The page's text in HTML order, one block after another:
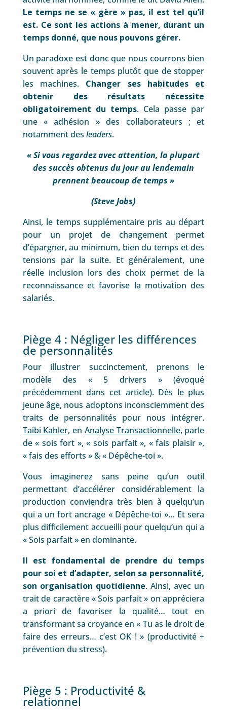
Le temps ne se « gère » pas, il est tel qu’il
est. Ce sont les actions à mener, durant un
temps donné, que nous pouvons gérer.
Un paradoxe est donc que nous courrons bien
souvent après le temps plutôt que de stopper
les machines. Changer ses habitudes et
obtenir des résultats nécessite
obligatoirement du temps. Cela passe par
une « adhésion » des collaborateurs ; et
notamment des leaders.
« Si vous regardez avec attention, la plupart
des succès obtenus du jour au lendemain
prennent beaucoup de temps »
(Steve Jobs)
Ainsi, le temps supplémentaire pris au départ
pour un projet de changement permet
d’épargner, au minimum, bien du temps et des
tensions par la suite. Et généralement, une
réelle inclusion lors des choix permet de la
reconnaissance et favorise la motivation des
salariés.
Piège 4 : Négliger les différences
de personnalités
Pour illustrer succinctement, prenons le
modèle des « 5 drivers » (évoqué
précédemment dans cet article). Dès le plus
jeune âge, nous adoptons inconsciemment des
traits de personnalités pour nous intégrer.
Taibi Kahler, en Analyse Transactionnelle, parle
de « sois fort », « sois parfait », « fais plaisir »,
« fais des efforts » & « Dépêche-toi ».
Vous imaginerez sans peine qu’un outil
permettant d’accélérer considérablement la
production conviendra très bien à quelqu’un
qui a un fort ancrage « Dépêche-toi »… Et sera
plus difficilement accueilli pour quelqu’un qui a
« Sois parfait » en dominante.
Il est fondamental de prendre du temps
pour soi et d’adapter, selon sa personnalité,
son organisation quotidienne. Ainsi, avec un
trait de caractère « Sois parfait » on appréciera
a priori de favoriser la qualité… tout en
transformant sa croyance en « Tu as le droit de
faire des erreurs… c’est OK ! » (productivité +
prévention du stress).
Piège 5 : Productivité &
relationnel